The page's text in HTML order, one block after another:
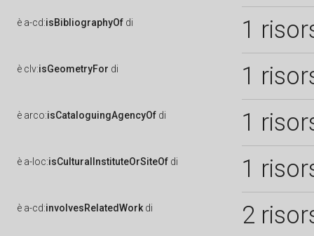
è a-cd:isBibliographyOf di 1
è clv:isGeometryFor di 1
è arco:isCataloguingAgencyOf di 1
è a-loc:isCulturalInstituteOrSiteOf di 1
è a-cd:involvesRelatedWork di 2